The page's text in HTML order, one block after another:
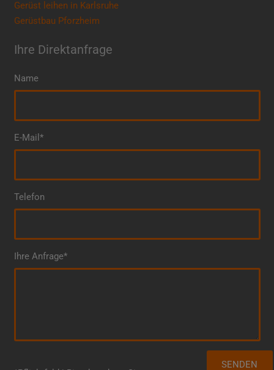
Gerüst leihen in Karlsruhe
Gerüstbau Pforzheim
Ihre Direktanfrage
Name
E-Mail*
Telefon
Ihre Anfrage*